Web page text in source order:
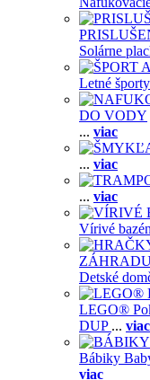
Solárne
Letné
DO VODY
... viac
... viac
... viac
Vírivé
Detské
LEGO®
DUP ... viac
Bábiky
viac